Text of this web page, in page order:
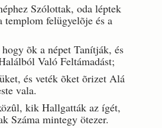
Szólottak, oda léptek
templom felügyelõje és a
õk a népet Tanítják, és
Való Feltámadást;
és veték õket õrizet Alá
vala.
kik Hallgatták az ígét,
Száma mintegy ötezer.